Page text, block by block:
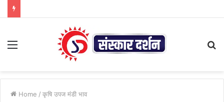
Menu
Home / कृषि उपज मंडी भाव